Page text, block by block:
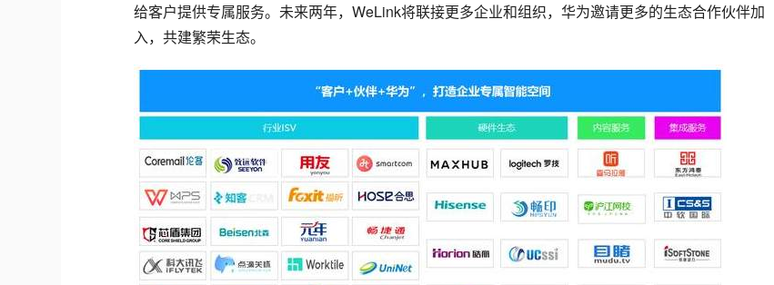
给客户提供专属服务。未来两年，WeLink将联接更多企业和组织，华为邀请更多的生态合作伙伴加
入，共建繁荣生态。